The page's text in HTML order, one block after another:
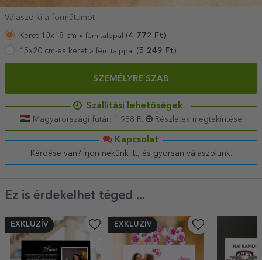
Válaszd ki a formátumot
Keret 13x18 cm » fém talppal (4 772 Ft )
15x20 cm-es keret » fém talppal (5 249 Ft)
SZEMÉLYRE SZAB
Szállítási lehetőségek
Magyarországi futár: 1 988 Ft Részletek megtekintése
Kapcsolat
Kérdése van? Írjon nekünk itt, és gyorsan válaszolunk.
Ez is érdekelhet téged ...
EXKLUZÍV EXKLUZÍV